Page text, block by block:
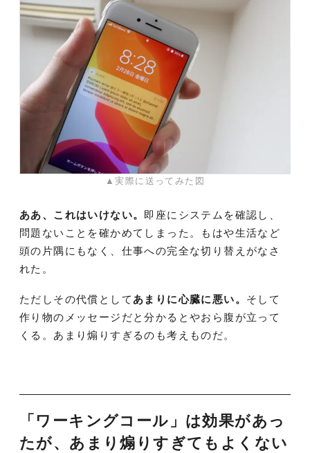
▲実際に送ってみた図
ああ、これはいけない。 即座にシステムを確認し、
問題ないことを確かめてしまった。もはや生活など
頭の片隅にもなく、仕事への完全な切り替えがなさ
れた。
ただしその代償としてあまりに心臓に悪い。 そして
作り物のメッセージだと分かるとやおら腹が立って
くる。あまり煽りすぎるのも考えものだ。
「ワーキングコール」は効果があっ
たが、あまり煽りすぎてもよくない